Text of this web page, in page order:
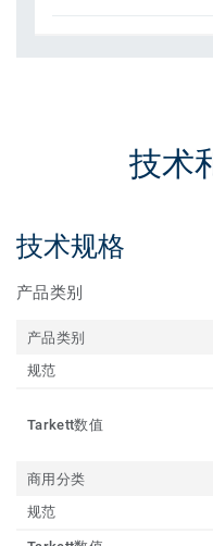
技术
技术规格
产品类别
产品类别
规范
Tarkett数值
商用分类
规范